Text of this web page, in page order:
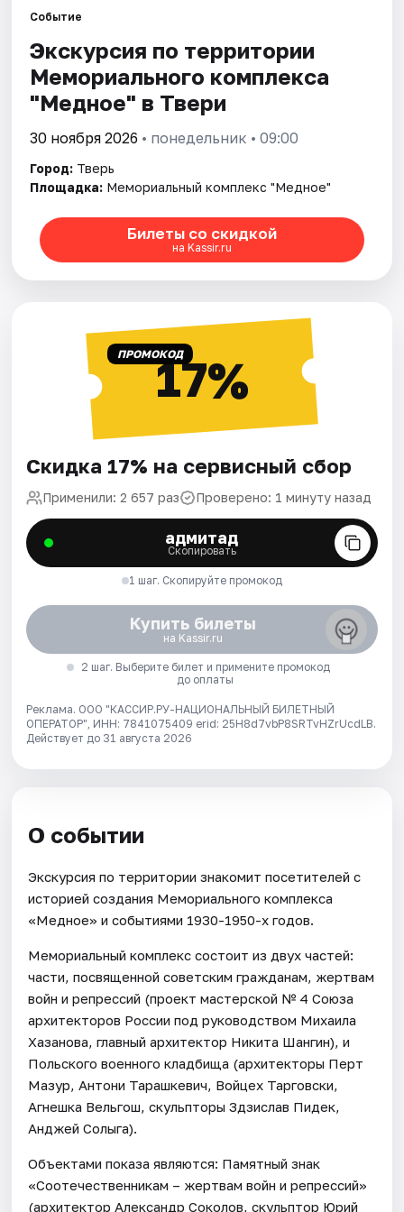
Города
Площадки
Артисты
Рейтинги
Событие
Экскурсия по территории
Мемориального комплекса
"Медное" в Твери
30 ноября 2026 • понедельник • 09:00
Город: Тверь
Площадка: Мемориальный комплекс "Медное"
Билеты со скидкой
на Kassir.ru
ПРОМОКОД17%
Скидка 17% на сервисный сбор
Применили: 2 657 раз Проверено: 1 минуту назад
адмитад
Скопировать
1 шаг. Скопируйте промокод
Купить билеты
на Kassir.ru
2 шаг. Выберите билет и примените промокод
до оплаты
Реклама. ООО "КАССИР.РУ-НАЦИОНАЛЬНЫЙ БИЛЕТНЫЙ
ОПЕРАТОР", ИНН: 7841075409 erid: 25H8d7vbP8SRTvHZrUcdLB.
Действует до 31 августа 2026
О событии
Экскурсия по территории знакомит посетителей с
историей создания Мемориального комплекса
«Медное» и событиями 1930-1950-х годов.
Мемориальный комплекс состоит из двух частей:
части, посвященной советским гражданам, жертвам
войн и репрессий (проект мастерской № 4 Союза
архитекторов России под руководством Михаила
Хазанова, главный архитектор Никита Шангин), и
Польского военного кладбища (архитекторы Перт
Мазур, Антони Тарашкевич, Войцех Тарговски,
Агнешка Вельгош, скульпторы Здзислав Пидек,
Анджей Солыга).
Объектами показа являются: Памятный знак
«Соотечественникам – жертвам войн и репрессий»
(архитектор Александр Соколов, скульптор Юрий